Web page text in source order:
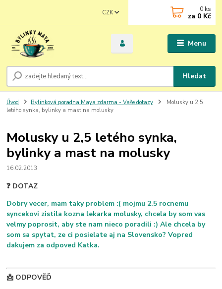
Menu
CZK
Hledat
0 ks
za 0 Kč
Úvod Bylinková poradna Maya zdarma - Vaše dotazy
Molusky u 2,5
letého synka, bylinky a mast na molusky
Molusky u 2,5 letého synka,
bylinky a mast na molusky
16.02.2013
❓ DOTAZ
Dobry vecer, mam taky problem :( mojmu 2.5 rocnemu
syncekovi zistila kozna lekarka molusky, chcela by som vas
velmy poprosit, aby ste nam nieco poradili :) Ale chcela by
som sa spytat, ze ci posielate aj na Slovensko? Vopred
dakujem za odpoved Katka.
📩 ODPOVĚĎ